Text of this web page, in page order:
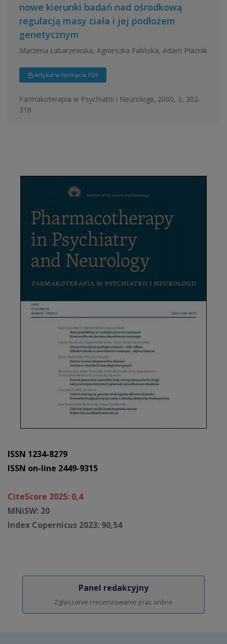
ISSN 1234-8279
ISSN on-line 2449-9315
CiteScore 2025: 0,4
MNiSW: 20
Index Copernicus 2023: 90,54
Panel redakcyjny
Zgłaszanie i recenzowanie prac online
nowe kierunki badań nad ośrodkową
regulacją masy ciała i jej podłożem
genetycznym
Marzena Łabarzewska, Agnieszka Falińska, Adam Płaźnik
Artykuł w formacie PDF
Farmakoterapia w Psychiatrii i Neurologii, 2000, 3, 302-
316